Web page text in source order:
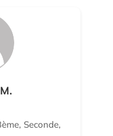
Seconde,